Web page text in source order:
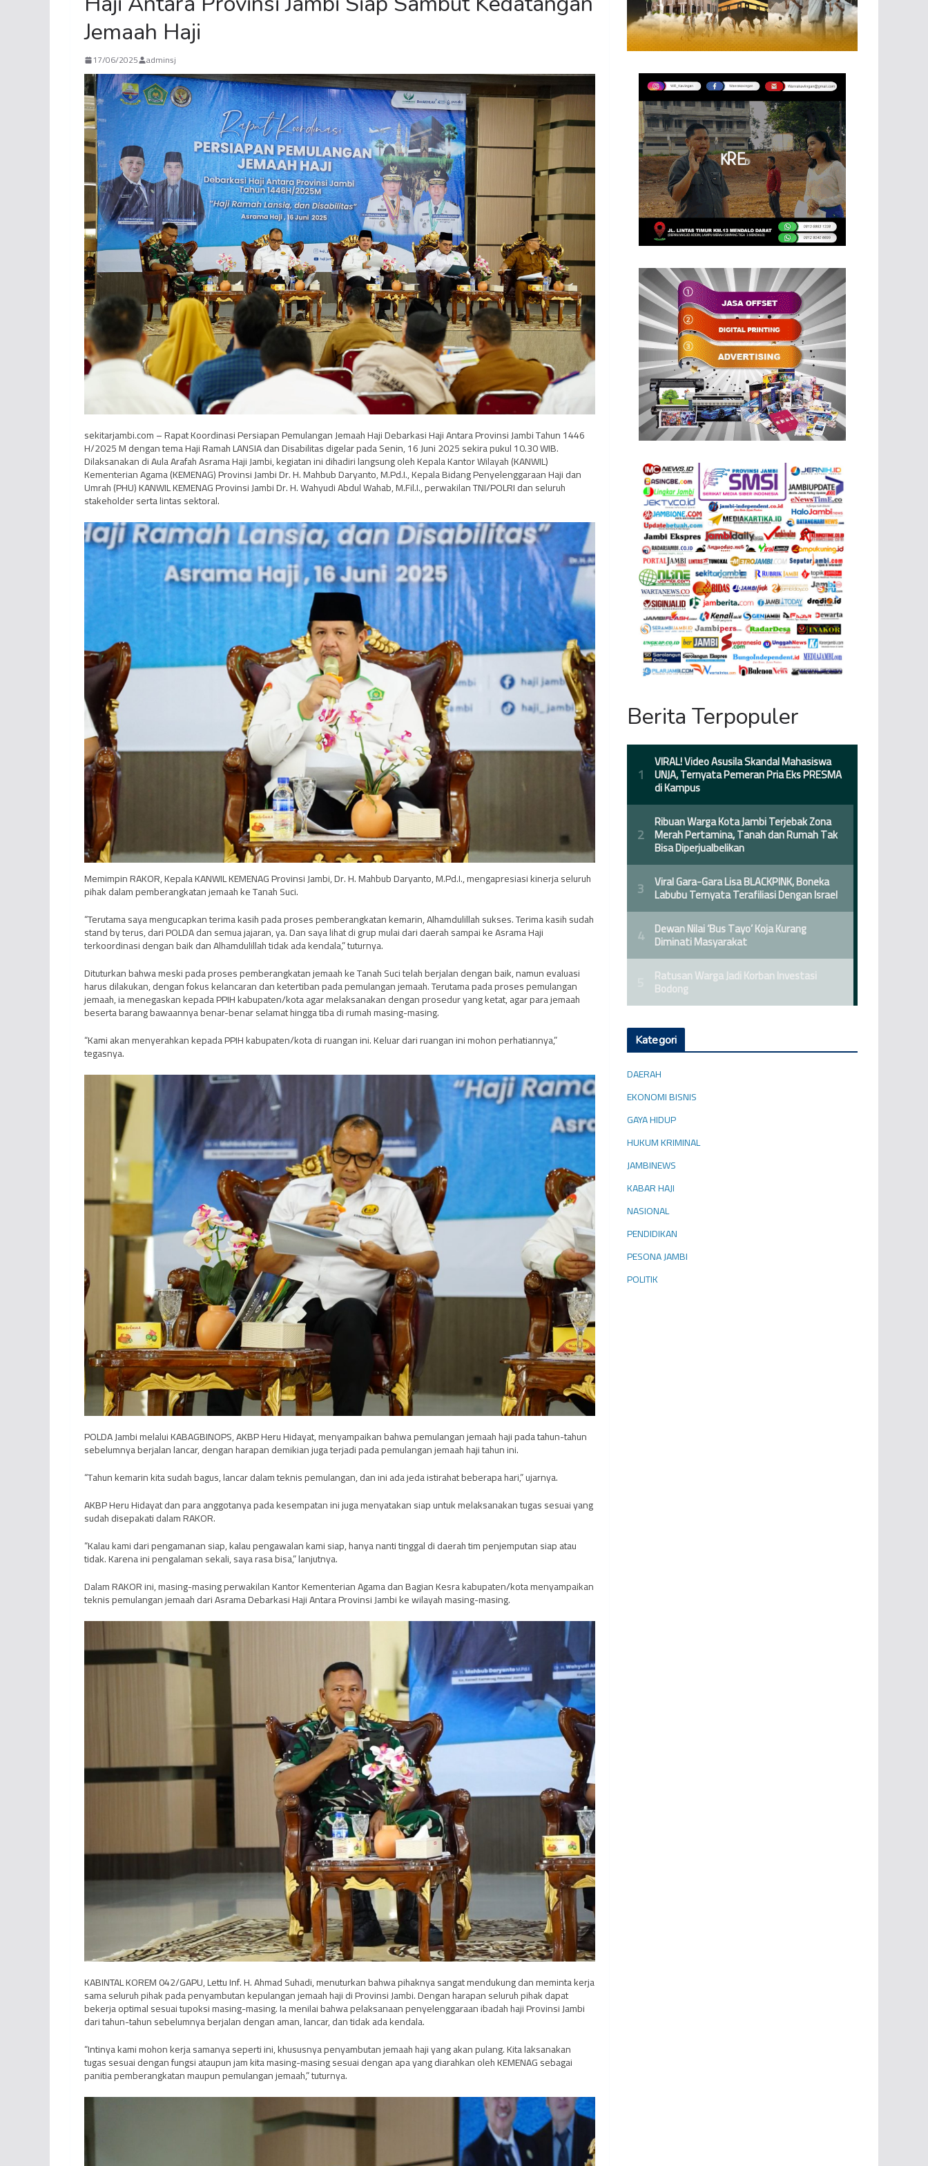
Jemaah Haji
17/06/2025 adminsj
sekitarjambi.com – Rapat Koordinasi Persiapan Pemulangan Jemaah Haji Debarkasi Haji Antara Provinsi Jambi Tahun 1446
H/2025 M dengan tema Haji Ramah LANSIA dan Disabilitas digelar pada Senin, 16 Juni 2025 sekira pukul 10.30 WIB.
Dilaksanakan di Aula Arafah Asrama Haji Jambi, kegiatan ini dihadiri langsung oleh Kepala Kantor Wilayah (KANWIL)
Kementerian Agama (KEMENAG) Provinsi Jambi Dr. H. Mahbub Daryanto, M.Pd.I., Kepala Bidang Penyelenggaraan Haji dan
Umrah (PHU) KANWIL KEMENAG Provinsi Jambi Dr. H. Wahyudi Abdul Wahab, M.Fil.I., perwakilan TNI/POLRI dan seluruh
stakeholder serta lintas sektoral.
Memimpin RAKOR, Kepala KANWIL KEMENAG Provinsi Jambi, Dr. H. Mahbub Daryanto, M.Pd.I., mengapresiasi kinerja seluruh
pihak dalam pemberangkatan jemaah ke Tanah Suci.
“Terutama saya mengucapkan terima kasih pada proses pemberangkatan kemarin, Alhamdulillah sukses. Terima kasih sudah
stand by terus, dari POLDA dan semua jajaran, ya. Dan saya lihat di grup mulai dari daerah sampai ke Asrama Haji
terkoordinasi dengan baik dan Alhamdulillah tidak ada kendala,” tuturnya.
Dituturkan bahwa meski pada proses pemberangkatan jemaah ke Tanah Suci telah berjalan dengan baik, namun evaluasi
harus dilakukan, dengan fokus kelancaran dan ketertiban pada pemulangan jemaah. Terutama pada proses pemulangan
jemaah, ia menegaskan kepada PPIH kabupaten/kota agar melaksanakan dengan prosedur yang ketat, agar para jemaah
beserta barang bawaannya benar-benar selamat hingga tiba di rumah masing-masing.
“Kami akan menyerahkan kepada PPIH kabupaten/kota di ruangan ini. Keluar dari ruangan ini mohon perhatiannya,”
tegasnya.
POLDA Jambi melalui KABAGBINOPS, AKBP Heru Hidayat, menyampaikan bahwa pemulangan jemaah haji pada tahun-tahun
sebelumnya berjalan lancar, dengan harapan demikian juga terjadi pada pemulangan jemaah haji tahun ini.
“Tahun kemarin kita sudah bagus, lancar dalam teknis pemulangan, dan ini ada jeda istirahat beberapa hari,” ujarnya.
AKBP Heru Hidayat dan para anggotanya pada kesempatan ini juga menyatakan siap untuk melaksanakan tugas sesuai yang
sudah disepakati dalam RAKOR.
“Kalau kami dari pengamanan siap, kalau pengawalan kami siap, hanya nanti tinggal di daerah tim penjemputan siap atau
tidak. Karena ini pengalaman sekali, saya rasa bisa,” lanjutnya.
Dalam RAKOR ini, masing-masing perwakilan Kantor Kementerian Agama dan Bagian Kesra kabupaten/kota menyampaikan
teknis pemulangan jemaah dari Asrama Debarkasi Haji Antara Provinsi Jambi ke wilayah masing-masing.
KABINTAL KOREM 042/GAPU, Lettu Inf. H. Ahmad Suhadi, menuturkan bahwa pihaknya sangat mendukung dan meminta kerja
sama seluruh pihak pada penyambutan kepulangan jemaah haji di Provinsi Jambi. Dengan harapan seluruh pihak dapat
bekerja optimal sesuai tupoksi masing-masing. Ia menilai bahwa pelaksanaan penyelenggaraan ibadah haji Provinsi Jambi
dari tahun-tahun sebelumnya berjalan dengan aman, lancar, dan tidak ada kendala.
“Intinya kami mohon kerja samanya seperti ini, khususnya penyambutan jemaah haji yang akan pulang. Kita laksanakan
tugas sesuai dengan fungsi ataupun jam kita masing-masing sesuai dengan apa yang diarahkan oleh KEMENAG sebagai
panitia pemberangkatan maupun pemulangan jemaah,” tuturnya.
Berita Terpopuler
Kategori
DAERAH
EKONOMI BISNIS
GAYA HIDUP
HUKUM KRIMINAL
JAMBINEWS
KABAR HAJI
NASIONAL
PENDIDIKAN
PESONA JAMBI
POLITIK